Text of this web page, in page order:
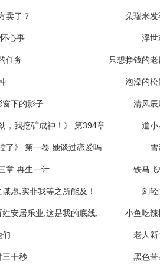
卖了？ 朵瑞米发
心事 浮世
任务 只想挣钱的老
泡澡的松
下的影子 清风辰
，我挖矿成神！》 第394章
录（第六更！）
道小
了》 第一卷 她谈过恋爱吗
章 再生一计 铁马飞
虑,实非我等之所能及！ 剑轻
安居乐业,这是我的底线,
小鱼吃辣
们 老人新
三十秒 黑色苦